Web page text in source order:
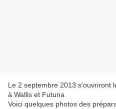
Le 2 septembre 2013 s'ouvriront
à Wallis et Futuna
Voici quelques photos des